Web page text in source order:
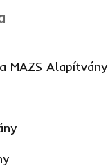
MAZS Alapítvány